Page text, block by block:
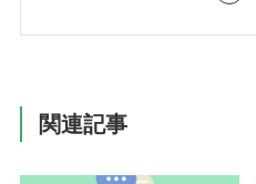
関連記事